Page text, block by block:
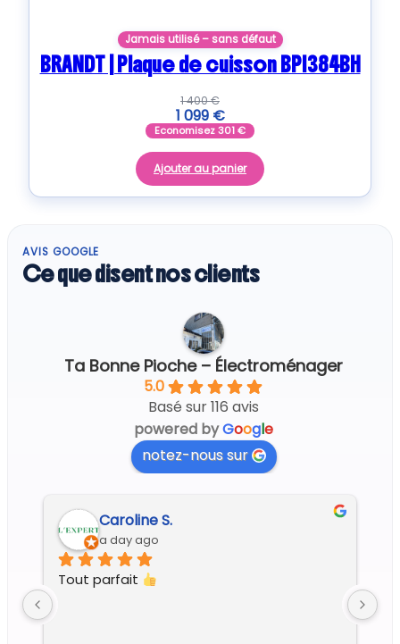
Jamais utilisé – sans défaut
BRANDT | Plaque de cuisson BPI384BH
1 400€
1 099 €
Economisez301€
Ajouter au panier
AVIS GOOGLE
Ce que disent nos clients
Ta Bonne Pioche – Électroménager
5.0
Basé sur 116 avis
powered byGoogle
notez-nous sur
Regine G.